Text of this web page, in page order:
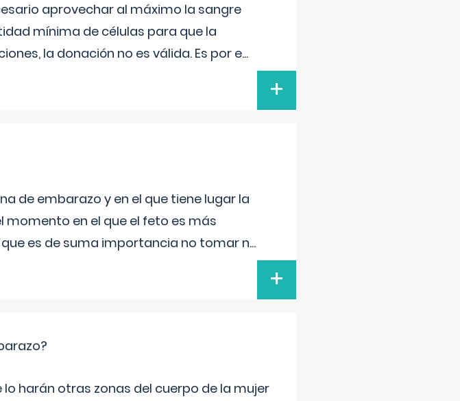
aprovechar al máximo la sangre
mínima de células para que la
la donación no es válida. Es por e...
+
de embarazo y en el que tiene lugar la
momento en el que el feto es más
es de suma importancia no tomar n...
+
lo harán otras zonas del cuerpo de la mujer